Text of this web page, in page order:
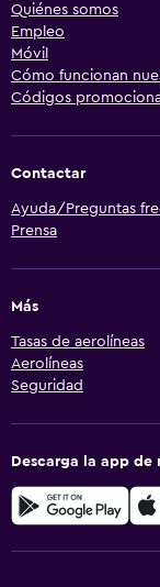
Quiénes somos
Empleo
Móvil
Cómo funcionan
Códigos
Contactar
Ayuda/Preguntas
Prensa
Más
Tasas de aerolíneas
Aerolíneas
Seguridad
Descarga la app de